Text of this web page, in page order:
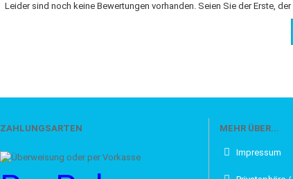
Leider sind noch keine Bewertungen vorhanden. Seien Sie der Erste,
ZAHLUNGSARTEN
oder per Vorkasse
MEHR ÜBER...
Impressum